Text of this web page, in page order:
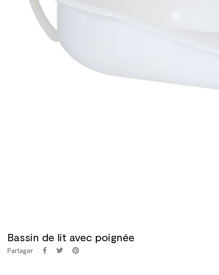
Bassin de lit avec poignée
Partager